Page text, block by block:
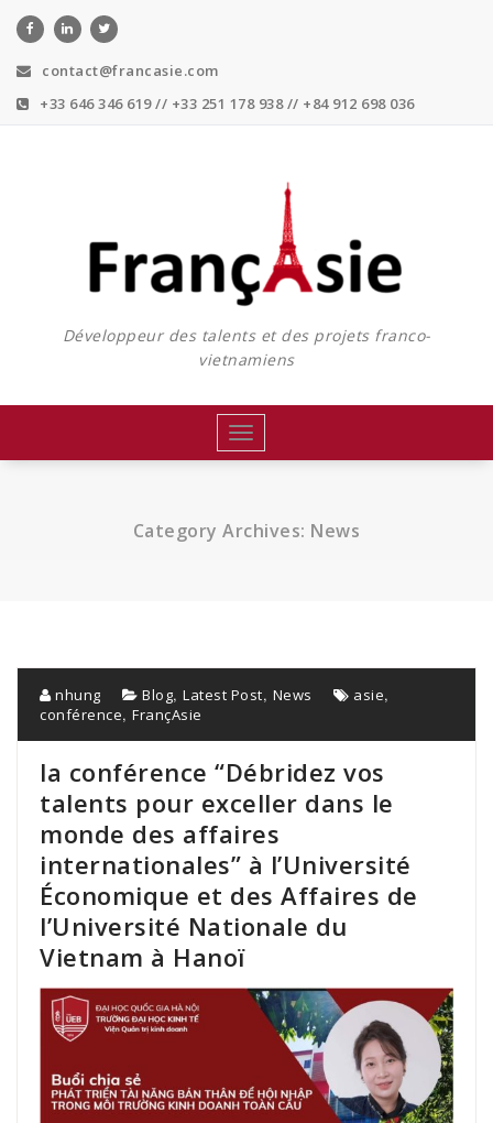
Skip
contact@francasie.com
+33 646 346 619 // +33 251 178 938 // +84 912 698 036
Développeur des talents et des projets franco-
vietnamiens
Toggle
navigation
Category Archives: News
nhung Blog, Latest Post, News asie,
conférence, FrançAsie
la conférence “Débridez vos
talents pour exceller dans le
monde des affaires
internationales” à l’Université
Économique et des Affaires de
l’Université Nationale du
Vietnam à Hanoï